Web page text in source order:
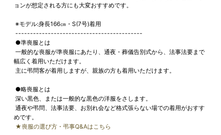
ョンが想定される方にも大変おすすめです。
※モデル:身長166㎝・S(7号)着用
-------------------------------------------
●準喪服とは
一般的な喪服が準喪服にあたり、通夜・葬儀告別式から、法事法要まで
幅広く着用いただけます。
主に弔問客が着用しますが、親族の方も着用いただけます。
●略喪服とは
深い黒色、または一般的な黒色の洋服をさします。
通夜や弔問、法事法要、お別れ会など格式張らない場での着用がおすす
めです。
★喪服の選び方・弔事Q&Aはこちら